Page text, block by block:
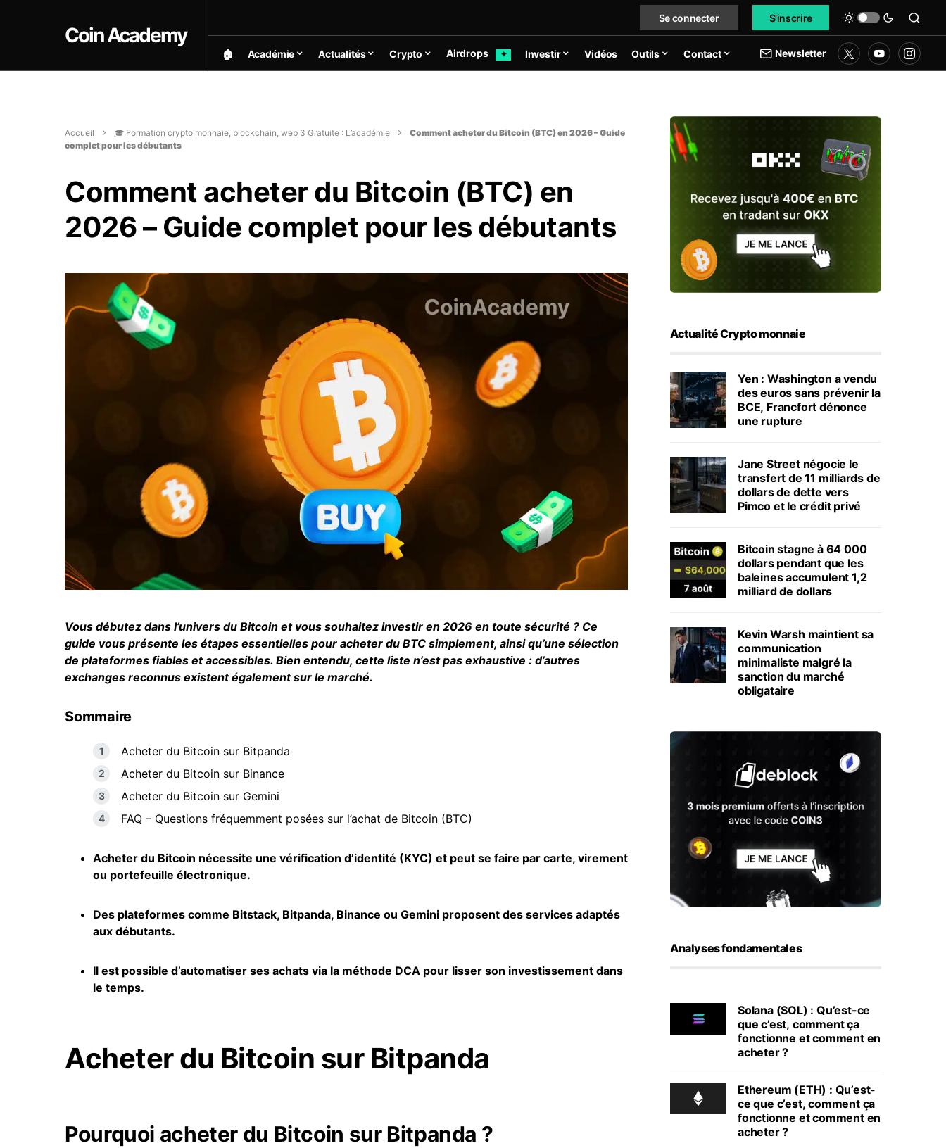
Coin Academy
Se connecter S'inscrire
🏠︎ Académie Actualités Crypto Airdrops ✦ Investir Vidéos Outils Contact Newsletter
Accueil 🎓 Formation crypto monnaie, blockchain, web 3 Gratuite : L’académie
Comment acheter du Bitcoin (BTC) en 2026 – Guide
complet pour les débutants
Comment acheter du Bitcoin (BTC) en
2026 – Guide complet pour les débutants
Vous débutez dans l’univers du Bitcoin et vous souhaitez investir en 2026 en toute sécurité ? Ce
guide vous présente les étapes essentielles pour acheter du BTC simplement, ainsi qu’une sélection
de plateformes fiables et accessibles. Bien entendu, cette liste n’est pas exhaustive : d’autres
exchanges reconnus existent également sur le marché.
Sommaire
Acheter du Bitcoin sur Bitpanda
Acheter du Bitcoin sur Binance
Acheter du Bitcoin sur Gemini
FAQ – Questions fréquemment posées sur l’achat de Bitcoin (BTC)
Acheter du Bitcoin nécessite une vérification d’identité (KYC) et peut se faire par carte, virement
ou portefeuille électronique.
Des plateformes comme Bitstack, Bitpanda, Binance ou Gemini proposent des services adaptés
aux débutants.
Il est possible d’automatiser ses achats via la méthode DCA pour lisser son investissement dans
le temps.
Acheter du Bitcoin sur Bitpanda
Pourquoi acheter du Bitcoin sur Bitpanda ?
Actualité Crypto monnaie
Yen : Washington a vendu
des euros sans prévenir la
BCE, Francfort dénonce
une rupture
Jane Street négocie le
transfert de 11 milliards de
dollars de dette vers
Pimco et le crédit privé
Bitcoin stagne à 64 000
dollars pendant que les
baleines accumulent 1,2
milliard de dollars
Kevin Warsh maintient sa
communication
minimaliste malgré la
sanction du marché
obligataire
Analyses fondamentales
Solana (SOL) : Qu’est-ce
que c’est, comment ça
fonctionne et comment en
acheter ?
Ethereum (ETH) : Qu’est-
ce que c’est, comment ça
fonctionne et comment en
acheter ?